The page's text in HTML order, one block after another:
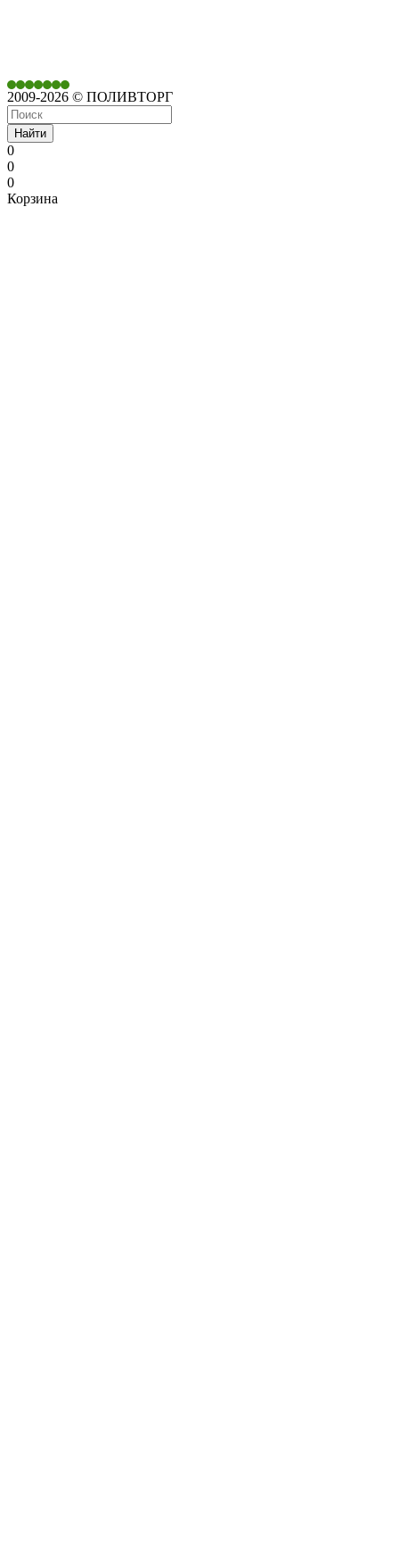
2009-2026 © ПОЛИВТОРГ
Найти
0
0
0
Корзина